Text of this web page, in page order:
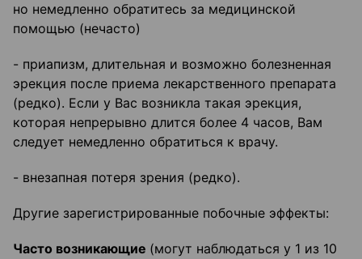
но немедленно обратитесь за медицинской
помощью (нечасто)
- приапизм, длительная и возможно болезненная
эрекция после приема лекарственного препарата
(редко). Если у Вас возникла такая эрекция,
которая непрерывно длится более 4 часов, Вам
следует немедленно обратиться к врачу.
- внезапная потеря зрения (редко).
Другие зарегистрированные побочные эффекты:
Часто возникающие (могут наблюдаться у 1 из 10